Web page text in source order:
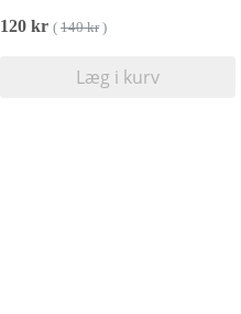
120 kr ( 140 kr)
Læg i kurv